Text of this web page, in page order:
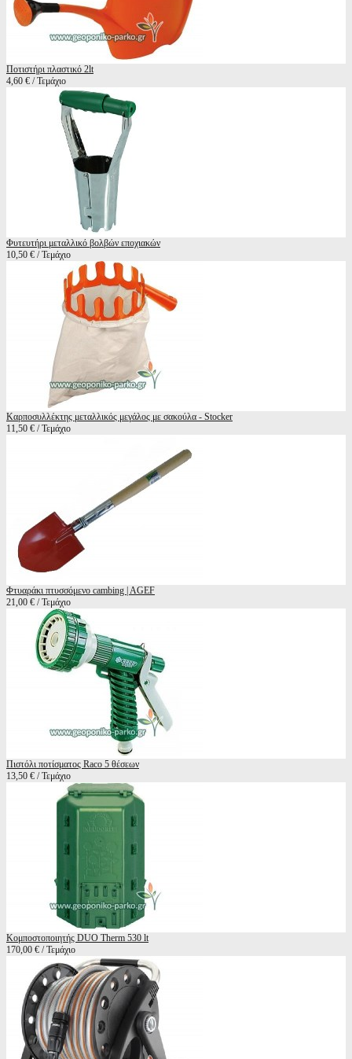
Ποτιστήρι πλαστικό 2lt
4,60 € / Τεμάχιο
Φυτευτήρι μεταλλικό βολβών εποχιακών
10,50 € / Τεμάχιο
Καρποσυλλέκτης μεταλλικός μεγάλος με σακούλα - Stocker
11,50 € / Τεμάχιο
Φτυαράκι πτυσσόμενο cambing | AGEF
21,00 € / Τεμάχιο
Πιστόλι ποτίσματος Raco 5 θέσεων
13,50 € / Τεμάχιο
Κομποστοποιητής DUO Therm 530 lt
170,00 € / Τεμάχιο